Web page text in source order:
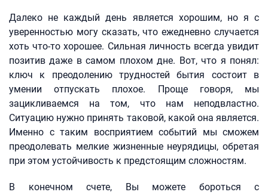
Далеко не каждый день является хорошим, но я с
уверенностью могу сказать, что ежедневно случается
хоть что-то хорошее. Сильная личность всегда увидит
позитив даже в самом плохом дне. Вот, что я понял:
ключ к преодолению трудностей бытия состоит в
умении отпускать плохое. Проще говоря, мы
зацикливаемся на том, что нам неподвластно.
Ситуацию нужно принять таковой, какой она является.
Именно с таким восприятием событий мы сможем
преодолевать мелкие жизненные неурядицы, обретая
при этом устойчивость к предстоящим сложностям.
В конечном счете, Вы можете бороться с